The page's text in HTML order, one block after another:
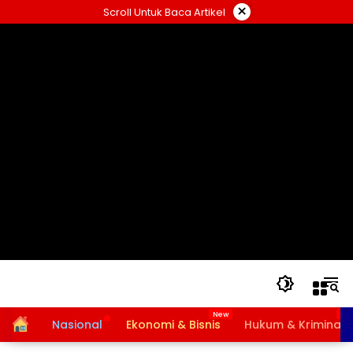
ke
Scroll Untuk Baca Artikel ×
HomeNasional Ekonomi & Bisnis Hukum & Kriminal
Bansos PKH dan BPNT